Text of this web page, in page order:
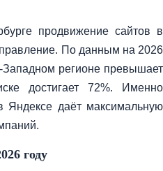
продвижение сайтов в
По данным на 2026
регионе превышает
достигает 72%. Именно
Яндексе даёт максимальную
году